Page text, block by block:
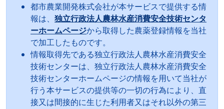
都市農業開発株式会社が本サービスで提供する情
報は、 独立行政法人農林水産消費安全技術センタ
ーホームページから取得した農薬登録情報を当社
で加工したものです。
情報取得先である独立行政法人農林水産消費安全
技術センターは、独立行政法人農林水産消費安全
技術センターホームページの情報を用いて当社が
行う本サービスの提供等の一切の行為により、直
接又は間接的に生じた利用者又はそれ以外の第三